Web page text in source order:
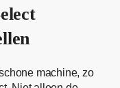
machine, zo